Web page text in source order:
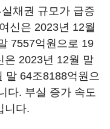
채권 규모가 급증
신은 2023년 12월
7557억원으로 19
은 2023년 12월 말
말 64조8188억원으
다. 부실 증가 속도
니다.